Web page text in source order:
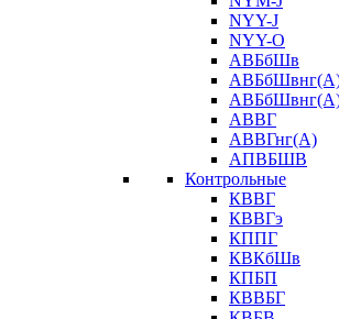
NYY-J
NYY-O
АВБбШв
АВВГ
АВВГнг(А)
АПВБШВ
Контрольные
КВВГ
КВВГэ
КППГ
КВКбШв
КПБП
КВВБГ